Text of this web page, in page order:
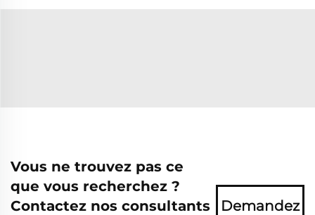
Vous ne trouvez pas ce
que vous recherchez ?
Contactez nos consultants
Demandez